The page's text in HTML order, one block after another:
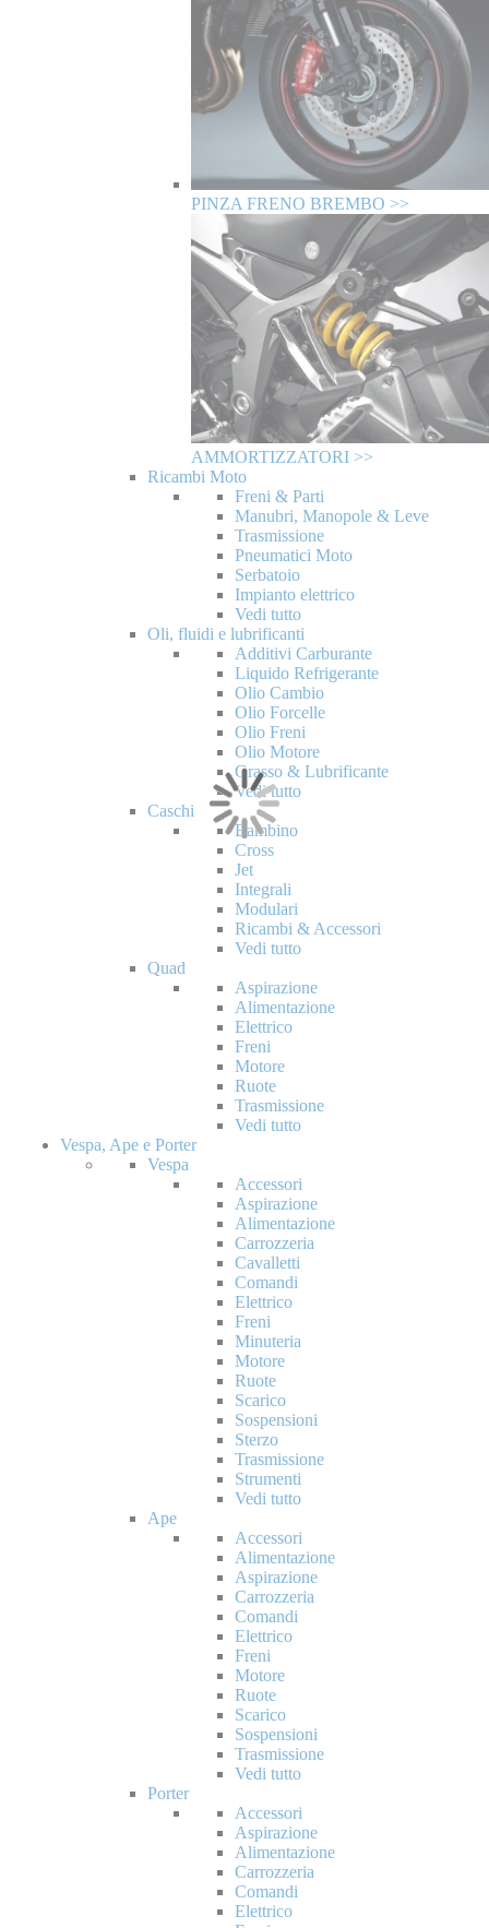
PINZA FRENO BREMBO >>
AMMORTIZZATORI >>
Ricambi Moto
Freni & Parti
Manubri, Manopole & Leve
Trasmissione
Pneumatici Moto
Serbatoio
Impianto elettrico
Vedi tutto
Oli, fluidi e lubrificanti
Additivi Carburante
Liquido Refrigerante
Olio Cambio
Olio Forcelle
Olio Freni
Olio Motore
Grasso & Lubrificante
Vedi tutto
Caschi
Bambino
Cross
Jet
Integrali
Modulari
Ricambi & Accessori
Vedi tutto
Quad
Aspirazione
Alimentazione
Elettrico
Freni
Motore
Ruote
Trasmissione
Vedi tutto
Vespa, Ape e Porter
Vespa
Accessori
Aspirazione
Alimentazione
Carrozzeria
Cavalletti
Comandi
Elettrico
Freni
Minuteria
Motore
Ruote
Scarico
Sospensioni
Sterzo
Trasmissione
Strumenti
Vedi tutto
Ape
Accessori
Alimentazione
Aspirazione
Carrozzeria
Comandi
Elettrico
Freni
Motore
Ruote
Scarico
Sospensioni
Trasmissione
Vedi tutto
Porter
Accessori
Aspirazione
Alimentazione
Carrozzeria
Comandi
Elettrico